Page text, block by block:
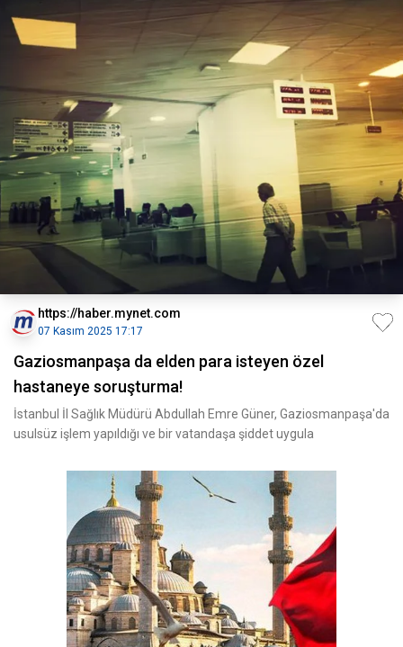
https://haber.mynet.com
07 Kasım 2025 17:17
Gaziosmanpaşa da elden para isteyen özel
hastaneye soruşturma!
İstanbul İl Sağlık Müdürü Abdullah Emre Güner, Gaziosmanpaşa'da
usulsüz işlem yapıldığı ve bir vatandaşa şiddet uygula